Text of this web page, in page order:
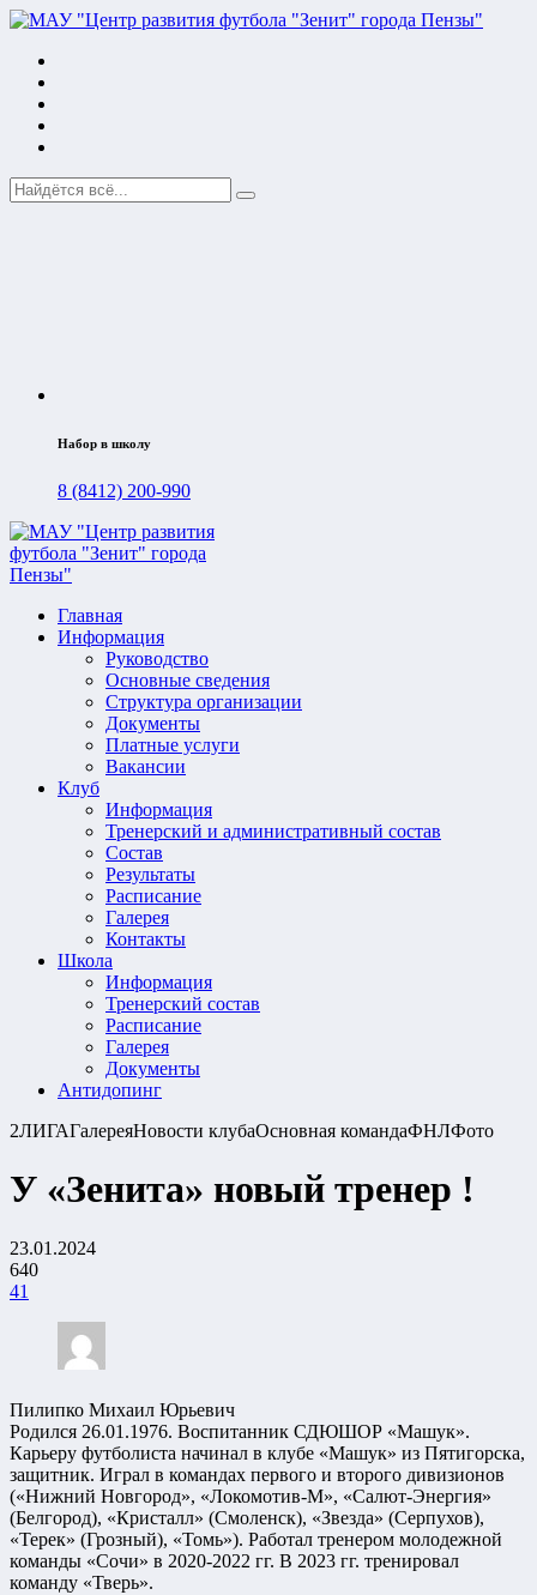
Набор в школу
8 (8412) 200-990
Главная
Информация
Руководство
Основные сведения
Структура организации
Документы
Платные услуги
Вакансии
Клуб
Информация
Тренерский и административный состав
Состав
Результаты
Расписание
Галерея
Контакты
Школа
Информация
Тренерский состав
Расписание
Галерея
Документы
Антидопинг
2ЛИГАГалереяНовости клубаОсновная командаФНЛФото
У «Зенита» новый тренер !
23.01.2024
640
41
Пилипко Михаил Юрьевич
Родился 26.01.1976. Воспитанник СДЮШОР «Машук».
Карьеру футболиста начинал в клубе «Машук» из Пятигорска,
защитник. Играл в командах первого и второго дивизионов
(«Нижний Новгород», «Локомотив-М», «Салют-Энергия»
(Белгород), «Кристалл» (Смоленск), «Звезда» (Серпухов),
«Терек» (Грозный), «Томь»). Работал тренером молодежной
команды «Сочи» в 2020-2022 гг. В 2023 гг. тренировал
команду «Тверь».